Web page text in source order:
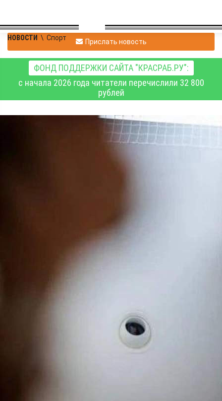
НОВОСТИ \ Спорт Прислать новость
ФОНД ПОДДЕРЖКИ САЙТА "КРАСРАБ.РУ":
с начала 2026 года читатели перечислили 32 800
рублей
Мария Силкина –
серебряный призёр
первенства Европы по